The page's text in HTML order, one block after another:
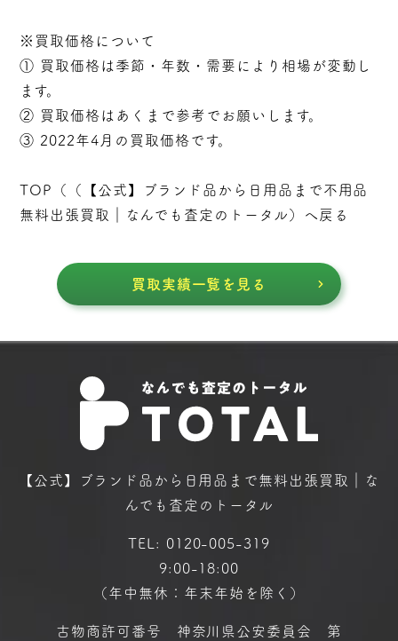
※買取価格について
① 買取価格は季節・年数・需要により相場が変動し
ます。
② 買取価格はあくまで参考でお願いします。
③ 2022年4月の買取価格です。
TOP（（
【公式】ブランド品から日用品まで不用品
無料出張買取｜なんでも査定のトータル ）へ戻る
買取実績一覧を見る
【公式】ブランド品から日用品まで無料出張買取｜な
んでも査定のトータル
TEL: 0120-005-319
9:00-18:00
（年中無休：年末年始を除く）
古物商許可番号 神奈川県公安委員会 第